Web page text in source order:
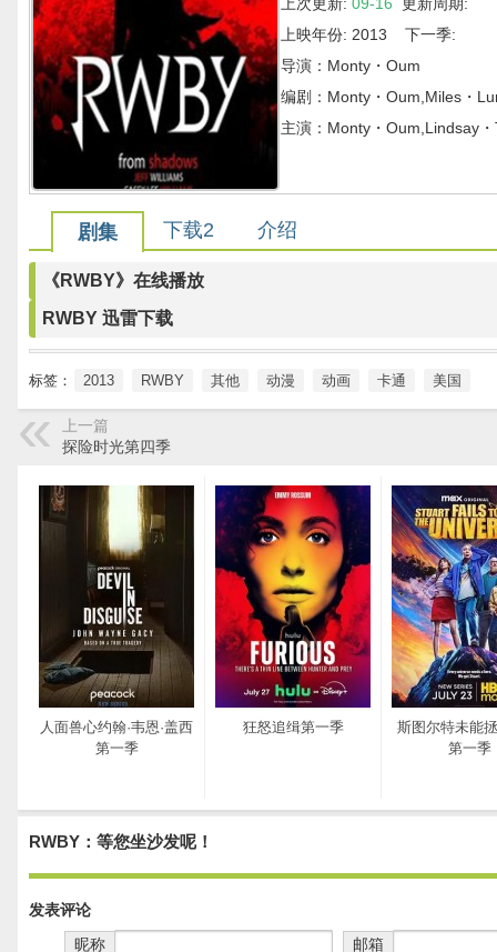
上映年份: 2013 下一季:
导演：Monty・Oum
编剧：Monty・Oum,Miles・
主演：Monty・Oum,Lindsay
剧集 下载2 介绍
《RWBY》在线播放
RWBY 迅雷下载
标签： 2013 RWBY 其他 动漫 动画 卡通 美国
上一篇
探险时光第四季
人面兽心约翰·韦恩·盖西
第一季
狂怒追缉第一季
斯图尔特未能
第一季
RWBY：等您坐沙发呢！
发表评论
昵称
邮箱